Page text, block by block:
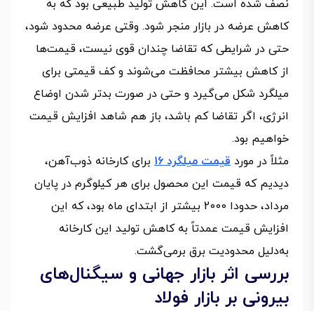
نصف شده است. این کاهش تولید طبیعی بود که به
کاهش عرضه در بازار منجر شود. وقتی عرضه محدود شود،
حتی در شرایطی که تقاضا چندان قوی نیست، قیمت‌ها
از کاهش بیشتر محافظت می‌شوند و کف قیمتی برای
میلگرد شکل می‌گیرد و حتی در صورت بدتر شدن اوضاع
انرژی، اگر تقاضا کم باشد، باز هم شاهد افزایش قیمت
خواهیم بود.
مثلاً در مورد قیمت میلگرد 16
برای کارخانه ذوب‌آهن،
دیدیم که قیمت این محصول برای هر کیلوگرم در پایان
مرداد، حدودا 2000 بیشتر از ابتدای ماه بود، که این
افزایش قیمت عمدتاً به کاهش تولید این کارخانه
به‌دلیل محدودیت برق برمی‌گشت.
بررسی اثر بازار جهانی و سیگنال‌های
بیرونی بر بازار فولاد